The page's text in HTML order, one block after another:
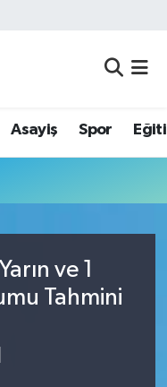
Asayiş Spor
ve 1
Tahmini